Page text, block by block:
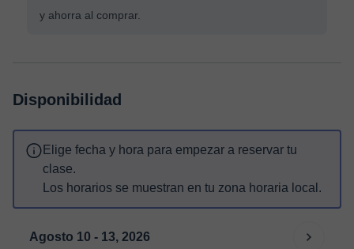
y ahorra al comprar.
Disponibilidad
Elige fecha y hora para empezar a reservar tu
clase.
Los horarios se muestran en tu zona horaria local.
Agosto 10 - 13, 2026